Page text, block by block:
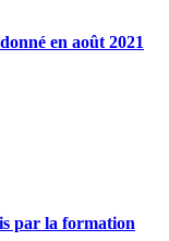
en août 2021
par la formation